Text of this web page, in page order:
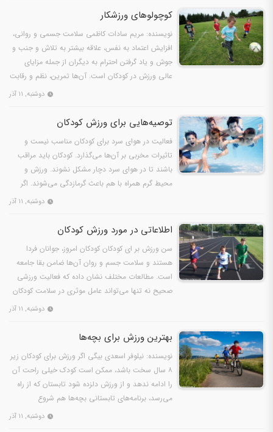
کوچولوهای ورزشکار
نویسنده: مریم سادات کاظمی سلامت جسمی و روانی،
افزایش اعتماد به نفس، علاقه بیشتر به تلاش و جنب و
جوش و یاد گرفتن احترام به دیگران از جمله مزایای
عالی ورزش در کودکان است. آن‌ها تمرین، نظم و رقابت
دوشنبه, ۱۱ آذر
توصیه‌هایی برای ورزش کودکان
فعالیت در هوای سرد برای کودکان مناسب نیست و
تاثیرات مخربی بر آن‌ها می‌گذارد. کودکان باید مراقب
باشند تا در هوای سرد دچار مشکل نشوند. ورزش و
محیط گرم همراه با هم باعث گرمازدگی می‌شوند. اگر
دوشنبه, ۱۱ آذر
اطلاعاتی در مورد ورزش کودکان
سن ورزش بر ای کودکان کودکان امروز، جوانان فردا
هستند و سلامت جسم و روان آن‌ها ضامن بقا جامعه
است. مطالعات مختلف نشان داده که فعالیت ورزشی
صحیح نه تنها می‌تواند عامل موثری در سلامت کودکان
دوشنبه, ۱۱ آذر
بهترین ورزش برای بچه‌ها
نویسنده: نیلوفر اسعدی بیگی اگر ورزش برای کودکان زیر
۸ سال سخت باشد، ممکن است کودک خیلی راحت آن
را ادامه ندهد و از ورزش دلزده شود تابستان که از راه
می‌رسد، برنامه‌های تابستانی بچه‌ها هم شروع
دوشنبه, ۱۱ آذر